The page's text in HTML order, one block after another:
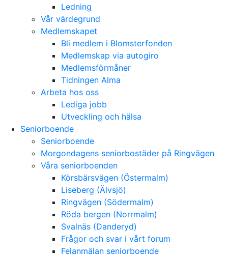
Ledning
Vår värdegrund
Medlemskapet
Bli medlem i Blomsterfonden
Medlemskap via autogiro
Medlemsförmåner
Tidningen Alma
Arbeta hos oss
Lediga jobb
Utveckling och hälsa
Seniorboende
Seniorboende
Morgondagens seniorbostäder på Ringvägen
Våra seniorboenden
Körsbärsvägen (Östermalm)
Liseberg (Älvsjö)
Ringvägen (Södermalm)
Röda bergen (Norrmalm)
Svalnäs (Danderyd)
Frågor och svar i vårt forum
Felanmälan seniorboende